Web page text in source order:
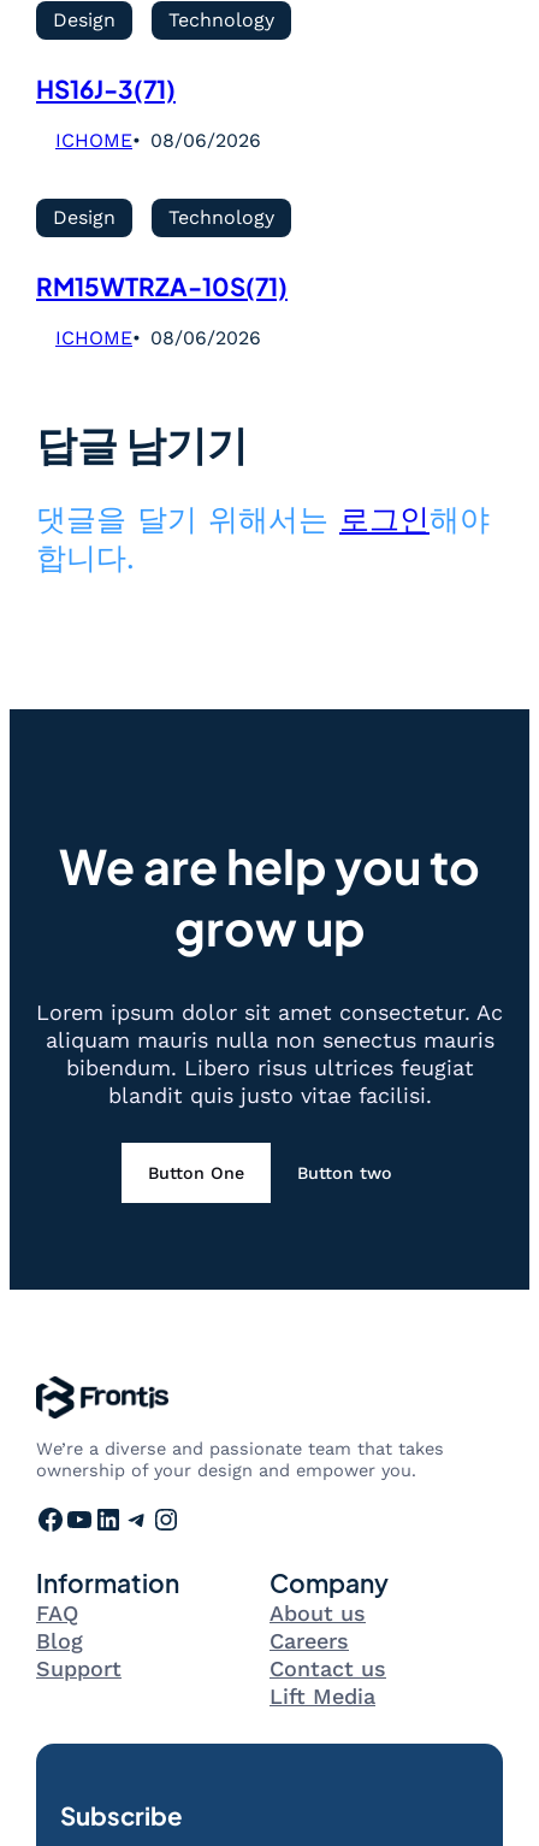
Design Technology
HS16J-3(71)
ICHOME 08/06/2026
Design Technology
RM15WTRZA-10S(71)
ICHOME 08/06/2026
답글 남기기
댓글을 달기 위해서는 로그인해야
합니다.
We are help you to
grow up
Lorem ipsum dolor sit amet consectetur. Ac
aliquam mauris nulla non senectus mauris
bibendum. Libero risus ultrices feugiat
blandit quis justo vitae facilisi.
Button One Button two
We’re a diverse and passionate team that takes
ownership of your design and empower you.
Facebook YouTube LinkedIn Telegram Instagram
Information
FAQ
Blog
Support
Company
About us
Careers
Contact us
Lift Media
Subscribe